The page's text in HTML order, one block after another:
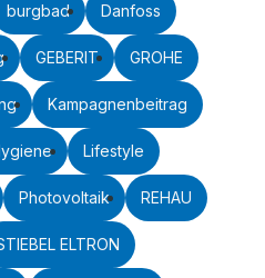
burgbad Danfoss
GEBERIT GROHE
Kampagnenbeitrag
Lifestyle
Photovoltaik REHAU
ELTRON